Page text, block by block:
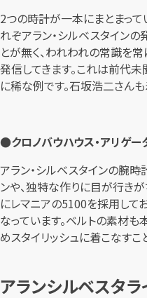
2つの時計が一本にまとまって
れぞアラン・シルベスタイン
とが無く、われわれの常識を
発信してきます。これは前代
に稀な例です。石坂浩二さん
●クロノバウハウス・アリゲー
アラン・シルベスタインの腕
ンや、独特な作りに目が行き
にレマニアの5100を採用して
なっています。ベルトの素材
めスタイリッシュに着こなすこ
アランシルベスタ